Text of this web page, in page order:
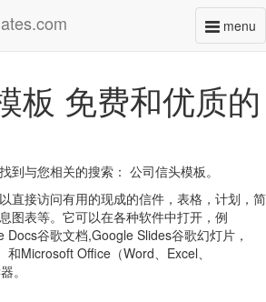
menu
板 免费和优质的
到与您相关的搜索： 公司信头模板。
直接访问有用的现成的信件，表格，计划，简
图表等。它可以在各种软件中打开，例
谷歌文档,Google Slides谷歌幻灯片，
Microsoft Office（Word、Excel、
。